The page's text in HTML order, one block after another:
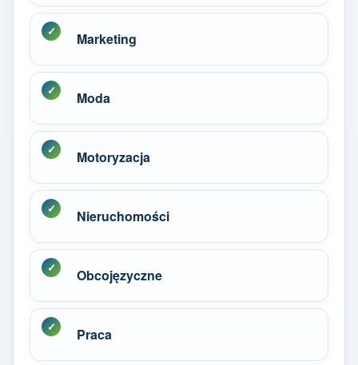
Marketing
Moda
Motoryzacja
Nieruchomości
Obcojęzyczne
Praca